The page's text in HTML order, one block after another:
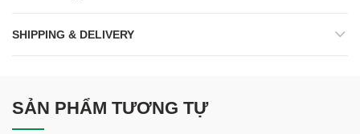
SHIPPING & DELIVERY
SẢN PHẨM TƯƠNG TỰ